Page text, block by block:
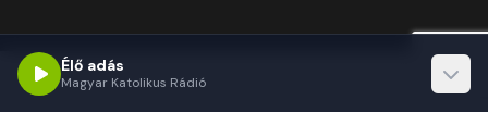
Élő adás
Magyar Katolikus Rádió